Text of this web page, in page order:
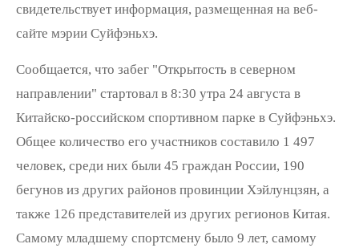
свидетельствует информация, размещенная на веб-
сайте мэрии Суйфэньхэ.
Сообщается, что забег "Открытость в северном
направлении" стартовал в 8:30 утра 24 августа в
Китайско-российском спортивном парке в Суйфэньхэ.
Общее количество его участников составило 1 497
человек, среди них были 45 граждан России, 190
бегунов из других районов провинции Хэйлунцзян, а
также 126 представителей из других регионов Китая.
Самому младшему спортсмену было 9 лет, самому